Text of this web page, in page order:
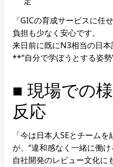
「GICの育成サービスに任
負担も少なく安心です。
来日前に既にN3相当の日
**“自分で学ぼうとする姿
■ 現場での
反応
「今は日本人SEとチーム
が、“違和感なく一緒に働
自社開発のレビュー文化に